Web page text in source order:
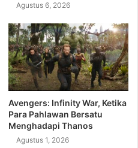
Agustus 6, 2026
Avengers: Infinity War, Ketika
Para Pahlawan Bersatu
Menghadapi Thanos
Agustus 1, 2026